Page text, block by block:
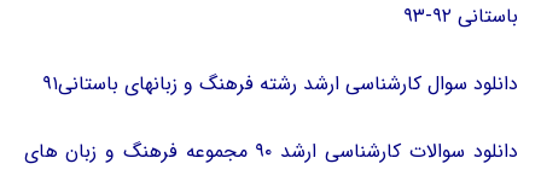
باستانی ۹۲-۹۳
دانلود سوال کارشناسی ارشد رشته فرهنگ و زبانهای باستانی۹۱
دانلود سوالات کارشناسی ارشد ۹۰ مجموعه فرهنگ و زبان های